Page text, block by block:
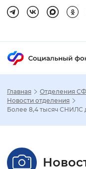
Настройка
Главная Отделения
Новости отделения
Более 8,4 тысяч СНИЛС